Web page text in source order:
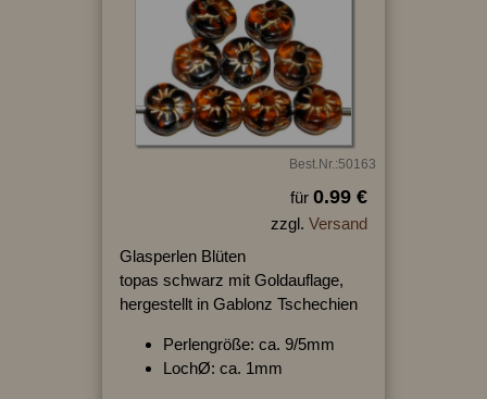
Best.Nr.:50163
für 0.99 €
zzgl. Versand
Glasperlen Blüten
topas schwarz mit Goldauflage,
hergestellt in Gablonz Tschechien
Perlengröße: ca. 9/5mm
LochØ: ca. 1mm